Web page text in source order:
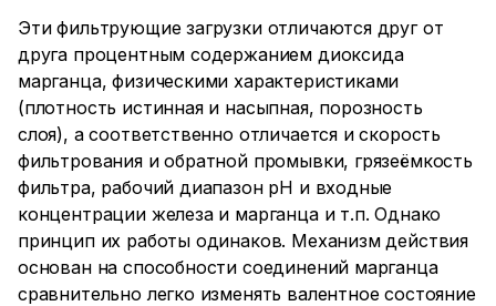
Эти фильтрующие загрузки отличаются друг от
друга процентным содержанием диоксида
марганца, физическими характеристиками
(плотность истинная и насыпная, порозность
слоя), а соответственно отличается и скорость
фильтрования и обратной промывки, грязеёмкость
фильтра, рабочий диапазон рН и входные
концентрации железа и марганца и т.п. Однако
принцип их работы одинаков. Механизм действия
основан на способности соединений марганца
сравнительно легко изменять валентное состояние